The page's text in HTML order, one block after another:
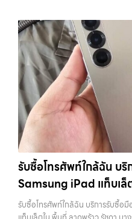
ครบช่วยเพิ่มราคา แม้จะไม่ใช่ปัจจัย
สายชาร์จ หรืออุปกรณ์เสริม จะช่วยเ
บางรุ่น การมีกล่องครบอาจช่วยเพิ่ม
นำไปขายต่อได้ง่ายขึ้น อย่างไรก็ต
ขายได้ตามปกติ เพียงแต่อาจไม่ได้ร
ทางการขายให้เหมาะกับตัวเอง กา
และข้อจำกัดต่างกัน การขายเองผ่
กว่า แต่ต้องใช้เวลาและมีความเสี่ยง
ร้านรับซื้อจะสะดวกและรวดเร็ว แต่ค
ราคาตามสภาพจริง อีกทางเลือกหนึ่
ที่ต้องการเงินด่วนแต่ยังไม่อยากขา
ว่าอุปกรณ์แต่ละชิ้นไม่ใช่แค่เครื่องใ
ต้องการเปลี่ยนรุ่น หรือต้องการเงิน
เครื่อง ฟรี ปราบปรามความยุ่งยากทั้
จ่ายเงินทันทีเมื่อตกลงซื้อขายสำเร็
สายใหม่-เก่า, Samsung ทุกรุ่น,
จะอยู่ในสภาพใช้งานแล้ว ตกแต่งแล้
ไม่ได้ขึ้นอยู่แค่ยี่ห้อ แต่ขึ้นอยู่กับสภา
การขายของคุณ เราจึงตั้งใจให้บริกา
แจ้งวัฒนะ, บางแค, วัชรพล, รามอิน
เสนานิคม, วังหิน อย่างเต็มที่ ไม่ว่า
“รับซื้อโทรศัพท์มือสองกรุงเทพ”, “ขา
กรุงเทพถึงที่”, หรือ “รับซื้อ
เพราะบริการของเรามุ่งตรงให้คุณได้
กว่า เลือกเราแล้วคุณจะได้บริการที่
ทั้งหมดนี้เพื่อให้การขายอุปกรณ์ของคุ
แจ้งวัฒนะ บางแค วัชรพล รามอินท
โทรศัพท์, รับซื้อแมคบุค, รับซื้อโน๊ตบุ๊
กับสินค้าไอที กรุงเทพฯ เราพร้อมใ
เสนานิคม รับซื้อโทรศัพท์, รับซื้อแม
บริการอื่นๆ เกี่ยวกับสินค้าไอที กรุง
ซื้อ iPad และแท็บเล็ตทุกแบรนด์ ทุก
ประสบการณ์เหนือระดับกับการ รับ
ยินดีต้อนรับสู่ “รับซื้อขายมือถือ
บริการ รับซื้อ มือถือ iPhone,
สูง พร้อมจ่ายเงินทันที ครอบคลุมพื้นที่
แจ้งวัฒนะ, บางแค, วัชรพล, รามอินท
ที่สุด ในยุคที่สมาร์ทโฟน แท็บเล็ต แล
ทุกช่วงเวลา อุปกรณ์ที่คุณใช้แล้วอาจ
เว็บไซต์ของเราจึงเกิดขึ้นเพื่อเป็น
ไม่ใช้แล้วให้กลายเป็นเงินสดได้ทันที
รับซื้อโทรศัพท์ใกล้ฉัน บ
Samsung iPad แท็บเล็
บางรัก แจ้งวัฒนะ บางแ
รับซื้อโทรศัพท์ใกล้ฉัน บริการรับซื้อ